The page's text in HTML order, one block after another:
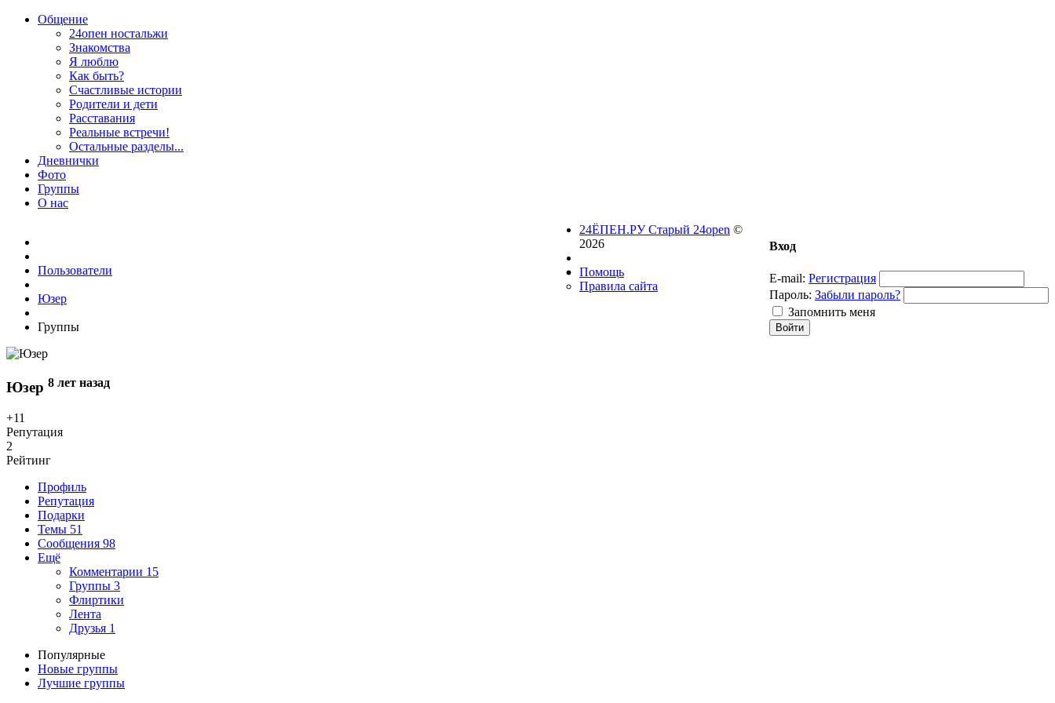
Общение
24опен ностальжи
Знакомства
Я люблю
Как быть?
Счастливые истории
Родители и дети
Расставания
Реальные встречи!
Остальные разделы...
Дневнички
Фото
Группы
О нас
Пользователи
Юзер
Группы
Юзер 8 лет назад
+11
Репутация
2
Рейтинг
Профиль
Репутация
Подарки
Темы 51
Сообщения 98
Ещё
Комментарии 15
Группы 3
Флиртики
Лента
Друзья 1
Популярные
Новые группы
Лучшие группы
Вход
E-mail: Регистрация
Пароль: Забыли пароль?
Запомнить меня
24ЁПЕН.РУ Старый 24open ©
2026
Помощь
Правила сайта